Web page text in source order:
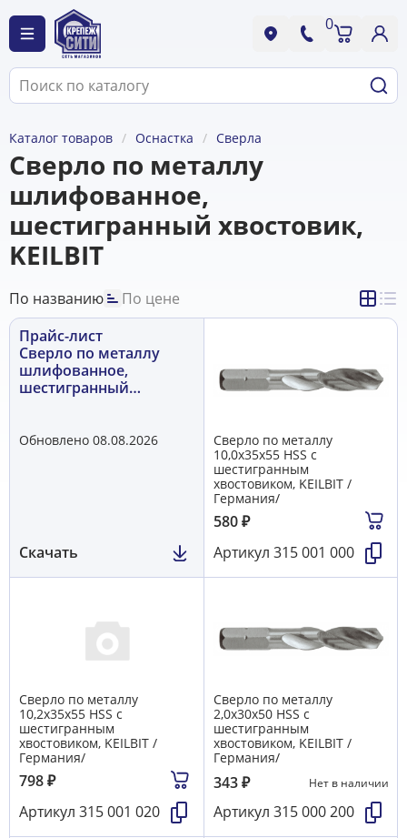
0
Каталог товаров Оснастка Сверла
Сверло по металлу
шлифованное,
шестигранный хвостовик,
KEILBIT
По названию
По цене
Прайс-лист
Сверло по металлу
шлифованное,
шестигранный
Обновлено 08.08.2026
Скачать
Сверло по металлу
10,0х35х55 HSS с
шестигранным
хвостовиком, KEILBIT /
Германия/
580₽
Артикул 315 001 000
Сверло по металлу
10,2х35х55 HSS с
шестигранным
хвостовиком, KEILBIT /
Германия/
798₽
Артикул 315 001 020
Сверло по металлу
2,0х30х50 HSS с
шестигранным
хвостовиком, KEILBIT /
Германия/
343₽ Нет в наличии
Артикул 315 000 200